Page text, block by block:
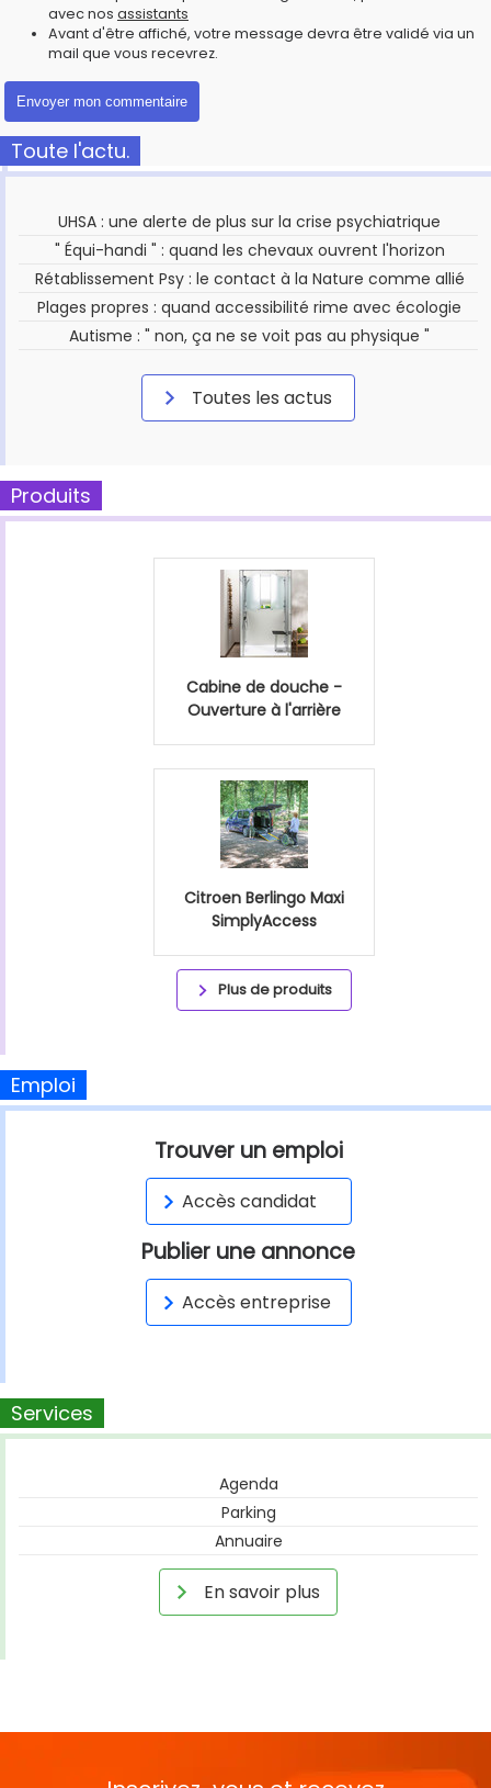
avec nos assistants
Avant d'être affiché, votre message devra être validé via un
mail que vous recevrez.
Toute l'actu.
UHSA : une alerte de plus sur la crise psychiatrique
" Équi-handi " : quand les chevaux ouvrent l'horizon
Rétablissement Psy : le contact à la Nature comme allié
Plages propres : quand accessibilité rime avec écologie
Autisme : " non, ça ne se voit pas au physique "
Toutes les actus
Produits
Cabine de douche -
Ouverture à l'arrière
Citroen Berlingo Maxi
SimplyAccess
Plus de produits
Emploi
Trouver un emploi
Accès candidat
Publier une annonce
Accès entreprise
Services
Agenda
Parking
Annuaire
En savoir plus